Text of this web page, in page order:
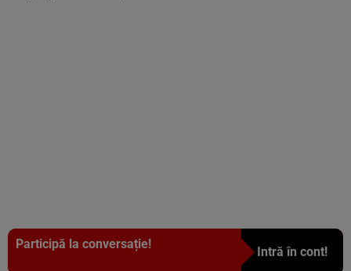
Participă la conversație!
Intră în cont!